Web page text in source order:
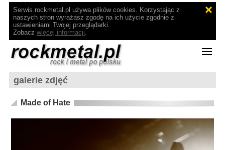
Serwis rockmetal.pl używa plików cookies. Korzystając z
naszych stron wyrażasz zgodę na ich użycie zgodnie z
ustawieniami Twojej przeglądarki.
Zobacz więcej informacji.
galerie zdjęć
Made of Hate